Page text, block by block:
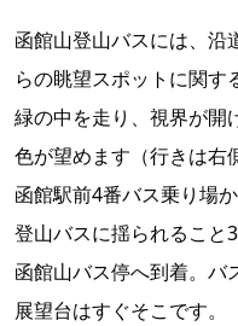
函館山登山バスには、沿
らの眺望スポットに関す
緑の中を走り、視界が開
色が望めます（行きは右
函館駅前4番バス乗り場
登山バスに揺られること
函館山バス停へ到着。バ
展望台はすぐそこです。